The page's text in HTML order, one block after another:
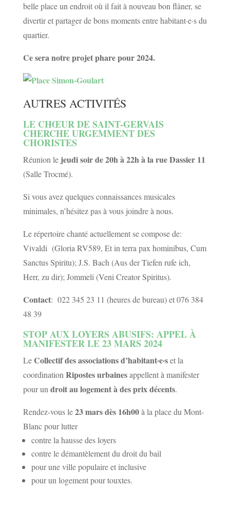
belle place un endroit où il fait à nouveau bon flâner, se
divertir et partager de bons moments entre habitant·e·s du
quartier.
Ce sera notre projet phare pour 2024.
AUTRES ACTIVITÉS
LE CHŒUR DE SAINT-GERVAIS
CHERCHE URGEMMENT DES
CHORISTES
Réunion le jeudi soir de 20h à 22h à la rue Dassier 11
(Salle Trocmé).
Si vous avez quelques connaissances musicales
minimales, n’hésitez pas à vous joindre à nous.
Le répertoire chanté actuellement se compose de:
Vivaldi (Gloria RV589, Et in terra pax hominibus, Cum
Sanctus Spiritu); J.S. Bach (Aus der Tiefen rufe ich,
Herr, zu dir); Jommeli (Veni Creator Spiritus).
Contact: 022 345 23 11 (heures de bureau) et 076 384
48 39
STOP AUX LOYERS ABUSIFS: APPEL À
MANIFESTER LE 23 MARS 2024
LeCollectif des associations d’habitant·e·set la
coordination Ripostes urbainesappellent à manifester
pour un droit au logement à des prix décents.
Rendez-vous le23 mars dès 16h00à la place du Mont-
Blanc pour lutter
contre la hausse des loyers
contre le démantèlement du droit du bail
pour une ville populaire et inclusive
pour un logement pour touxtes.